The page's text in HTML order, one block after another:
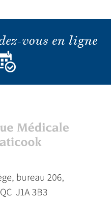
vous en ligne
bureau 206,
J1A 3B3